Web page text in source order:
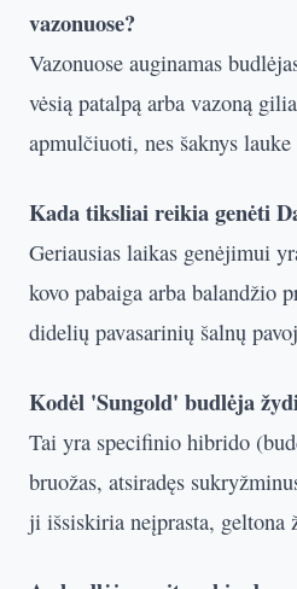
vazonuose?
Vazonuose auginamas
vėsią patalpą arba vazoną
apmulčiuoti, nes šaknys
Kada tiksliai reikia genėti
Geriausias laikas genėjimui
kovo pabaiga arba balandžio
didelių pavasarinių šalnų
Kodėl 'Sungold' budlėja
Tai yra specifinio hibrido
bruožas, atsiradęs
ji išsiskiria neįprasta, geltona